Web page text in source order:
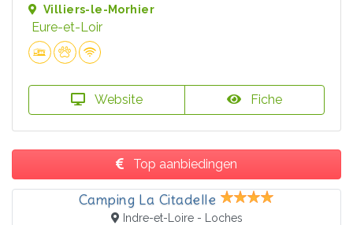
Villiers-le-Morhier
Eure-et-Loir
Website Fiche
Top aanbiedingen
Camping La Citadelle
Indre-et-Loire - Loches